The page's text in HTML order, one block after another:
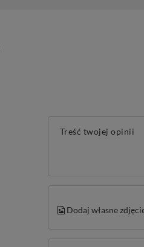
Treść twojej opinii
Dodaj własne